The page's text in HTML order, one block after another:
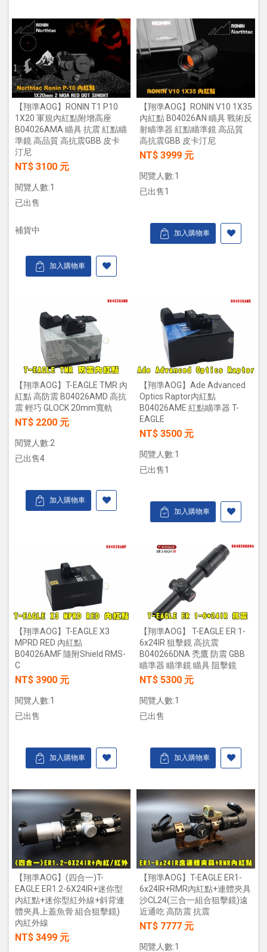
【翔準AOG】RONIN T1 P10
1X20 軍規內紅點附增高座
B04026AMA 瞄具 抗震 紅點瞄
準鏡 高品質 高抗震GBB 皮卡
汀尼
NT$ 3100 元
閱覽人數:1
已出售
補貨中
加入購物車
【翔準AOG】RONIN V10 1X35
內紅點 B04026AN 瞄具 戰術反
射瞄準器 紅點瞄準鏡 高品質
高抗震GBB 皮卡汀尼
NT$ 3999 元
閱覽人數:1
已出售1
加入購物車
【翔準AOG】T-EAGLE TMR 內
紅點 高防震 B04026AMD 高抗
震 輕巧 GLOCK 20mm寬軌
NT$ 2200 元
閱覽人數:2
已出售4
加入購物車
【翔準AOG】Ade Advanced
Optics Raptor內紅點
B04026AME 紅點瞄準器 T-
EAGLE
NT$ 3500 元
閱覽人數:1
已出售1
加入購物車
【翔準AOG】T-EAGLE X3
MPRD RED 內紅點
B04026AMF 隨附Shield RMS-
C
NT$ 3900 元
閱覽人數:1
已出售
加入購物車
【翔準AOG】 T-EAGLE ER 1-
6x24IR 狙擊鏡 高抗震
B040266DNA 禿鷹 防震 GBB
瞄準器 瞄準鏡 瞄具 阻擊鏡
NT$ 5300 元
閱覽人數:1
已出售
加入購物車
【翔準AOG】(四合一)T-
EAGLE ER1.2-6X24IR+迷你型
內紅點+迷你型紅外線+斜背連
體夾具上蓋魚骨 組合狙擊鏡)
內紅外線
NT$ 3499 元
【翔準AOG】T-EAGLE ER1-
6x24IR+RMR內紅點+連體夾具
沙CL24(三合一組合狙擊鏡)遠
近通吃 高防震 抗震
NT$ 7777 元
閱覽人數:1